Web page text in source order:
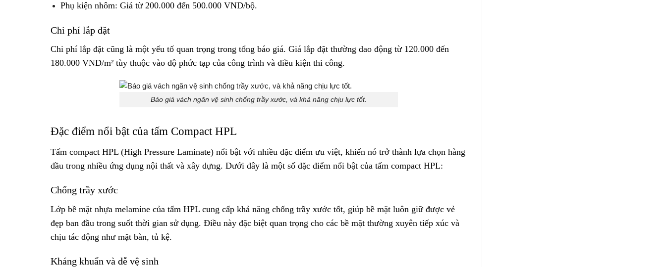
Phụ kiện nhôm: Giá từ 200.000 đến 500.000 VND/bộ.
Chi phí lắp đặt
Chi phí lắp đặt cũng là một yếu tố quan trọng trong tổng báo giá. Giá lắp đặt thường dao động từ 120.000 đến
180.000 VND/m² tùy thuộc vào độ phức tạp của công trình và điều kiện thi công.
Báo giá vách ngăn vệ sinh chống trầy xước, và khả năng chịu lực tốt.
Đặc điểm nổi bật của tấm Compact HPL
Tấm compact HPL (High Pressure Laminate) nổi bật với nhiều đặc điểm ưu việt, khiến nó trở thành lựa chọn hàng
đầu trong nhiều ứng dụng nội thất và xây dựng. Dưới đây là một số đặc điểm nổi bật của tấm compact HPL:
Chống trầy xước
Lớp bề mặt nhựa melamine của tấm HPL cung cấp khả năng chống trầy xước tốt, giúp bề mặt luôn giữ được vẻ
đẹp ban đầu trong suốt thời gian sử dụng. Điều này đặc biệt quan trọng cho các bề mặt thường xuyên tiếp xúc và
chịu tác động như mặt bàn, tủ kệ.
Kháng khuẩn và dễ vệ sinh